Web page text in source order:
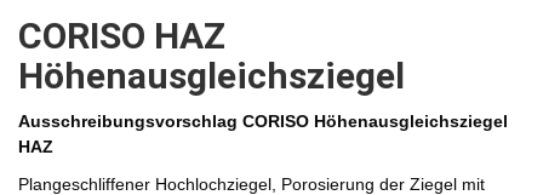
CORISO HAZ
Höhenausgleichsziegel
Ausschreibungsvorschlag CORISO Höhenausgleichsziegel
HAZ
Plangeschliffener Hochlochziegel, Porosierung der Ziegel mit